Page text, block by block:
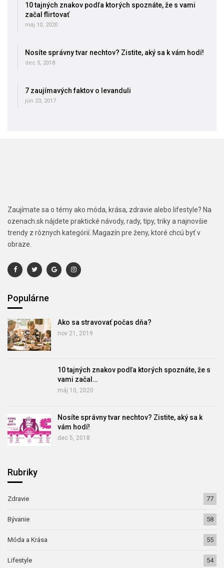
10 tajných znakov podľa ktorých spoznáte, že s vami
začal flirtovať
máj 10, 2020
Nosíte správny tvar nechtov? Zistite, aký sa k vám hodí!
dec 5, 2018
7 zaujímavých faktov o levanduli
jún 23, 2017
Zaujímate sa o témy ako móda, krása, zdravie alebo lifestyle? Na
ozenach.sk nájdete praktické návody, rady, tipy, triky a najnovšie
trendy z rôznych kategórií. Magazín pre ženy, ktoré chcú byť v
obraze.
Populárne
Ako sa stravovať počas dňa?
nov 21, 2019
10 tajných znakov podľa ktorých spoznáte, že s
vami začal…
máj 10, 2020
Nosíte správny tvar nechtov? Zistite, aký sa k
vám hodí!
dec 5, 2018
Rubriky
Zdravie 77
Bývanie 58
Móda a Krása 55
Lifestyle 54